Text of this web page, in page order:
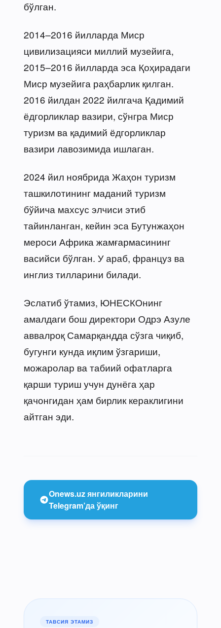
бўлган.
2014–2016 йилларда Миср
цивилизацияси миллий музейига,
2015–2016 йилларда эса Қоҳирадаги
Миср музейига раҳбарлик қилган.
2016 йилдан 2022 йилгача Қадимий
ёдгорликлар вазири, сўнгра Миср
туризм ва қадимий ёдгорликлар
вазири лавозимида ишлаган.
2024 йил ноябрида Жаҳон туризм
ташкилотининг маданий туризм
бўйича махсус элчиси этиб
тайинланган, кейин эса Бутунжаҳон
мероси Африка жамғармасининг
васийси бўлган. У араб, француз ва
инглиз тилларини билади.
Эслатиб ўтамиз, ЮНЕСКОнинг
амалдаги бош директори Одрэ Азуле
аввалроқ Самарқандда сўзга чиқиб,
бугунги кунда иқлим ўзгариши,
можаролар ва табиий офатларга
қарши туриш учун дунёга ҳар
қачонгидан ҳам бирлик кераклигини
айтган эди.
Onews.uz янгиликларини
Telegram’да ўқинг
ТАВСИЯ ЭТАМИЗ